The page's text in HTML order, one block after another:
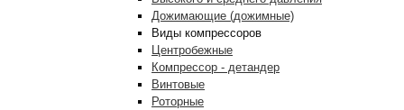
Дожимающие (дожимные)
Виды компрессоров
Центробежные
Компрессор - детандер
Винтовые
Роторные